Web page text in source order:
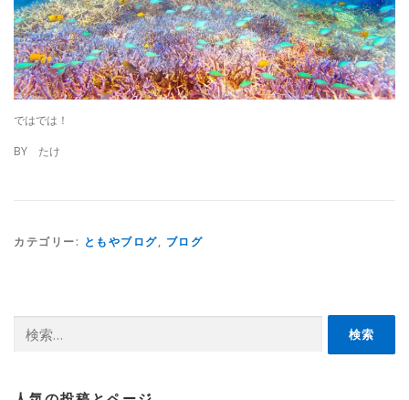
ではでは！
BY たけ
カテゴリー: ともやブログ, ブログ
索: